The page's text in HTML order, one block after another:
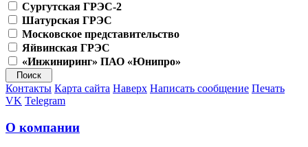
Сургутская ГРЭС-2
Шатурская ГРЭС
Московское представительство
Яйвинская ГРЭС
«Инжиниринг» ПАО «Юнипро»
Контакты Карта сайта Наверх Написать сообщение Печать
VK Telegram
О компании